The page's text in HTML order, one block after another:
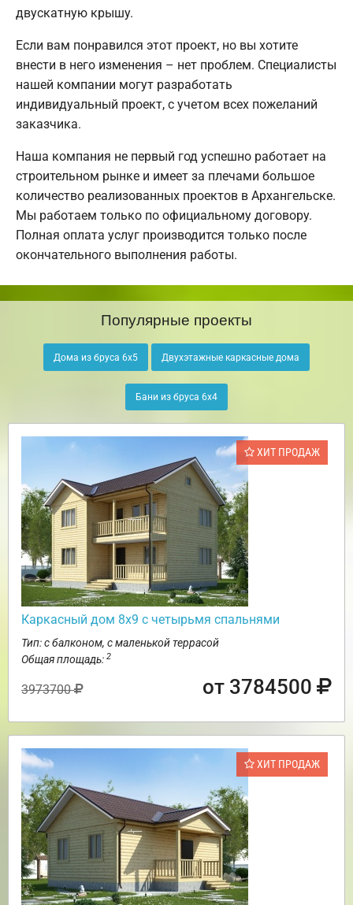
двускатную крышу.
Если вам понравился этот проект, но вы хотите
внести в него изменения – нет проблем. Специалисты
нашей компании могут разработать
индивидуальный проект, с учетом всех пожеланий
заказчика.
Наша компания не первый год успешно работает на
строительном рынке и имеет за плечами большое
количество реализованных проектов в Архангельске.
Мы работаем только по официальному договору.
Полная оплата услуг производится только после
окончательного выполнения работы.
Популярные проекты
Дома из бруса 6х5 Двухэтажные каркасные дома
Бани из бруса 6х4
ХИТ ПРОДАЖ
Каркасный дом 8х9 с четырьмя спальнями
Тип: с балконом, с маленькой террасой
Общая площадь: 2
3973700 от 3784500
ХИТ ПРОДАЖ